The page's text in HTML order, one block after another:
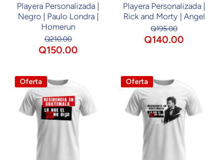
Playera Personalizada |
Negro | Paulo Londra |
Homerun
Q210.00
Q150.00
Playera Personalizada |
Rick and Morty | Angel
Q195.00
Q140.00
Oferta Oferta